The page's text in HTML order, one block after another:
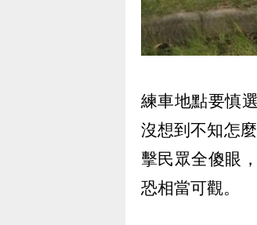
練車地點要慎
沒想到不知怎
擊民眾全傻眼
恐相當可觀。